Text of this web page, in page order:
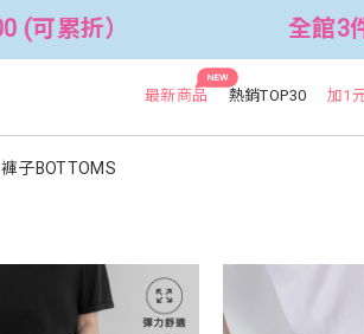
全館3件88折！🦄 滿$2500折
NEW
最新商品 熱銷TOP30 加1
褲子BOTTOMS